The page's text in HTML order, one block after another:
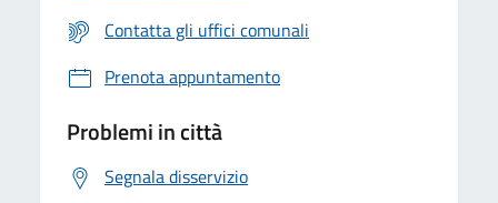
Contatta gli uffici comunali
Prenota appuntamento
Problemi in città
Segnala disservizio